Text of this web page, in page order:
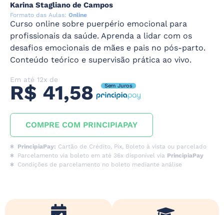
Karina Stagliano de Campos
Formato das Aulas: Online
Curso online sobre puerpério emocional para
profissionais da saúde. Aprenda a lidar com os
desafios emocionais de mães e pais no pós-parto.
Conteúdo teórico e supervisão prática ao vivo.
Em até 12x de
R$ 41,58 Sem Juros
COMPRE COM PRINCIPIAPAY
PrincipiaPay: Cartão de Crédito, Pix, Boleto à vista ou parcelado
Parcelamento via boleto em até 36x disponível via PrincipiaPay
Condições de parcelamento no boleto mediante análise